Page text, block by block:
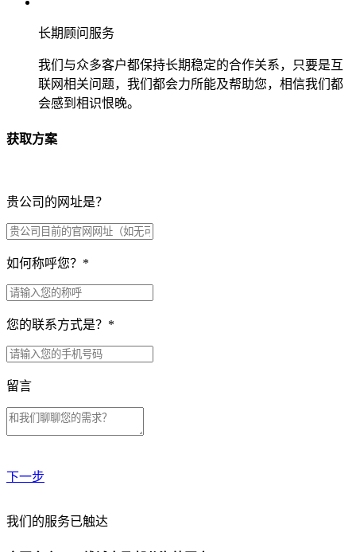
长期顾问服务
我们与众多客户都保持长期稳定的合作关系，只要是互
联网相关问题，我们都会力所能及帮助您，相信我们都
会感到相识恨晚。
获取方案
贵公司的网址是？
如何称呼您？ *
您的联系方式是？ *
留言
下一步
贵公司预算范围是？
我们的服务已触达